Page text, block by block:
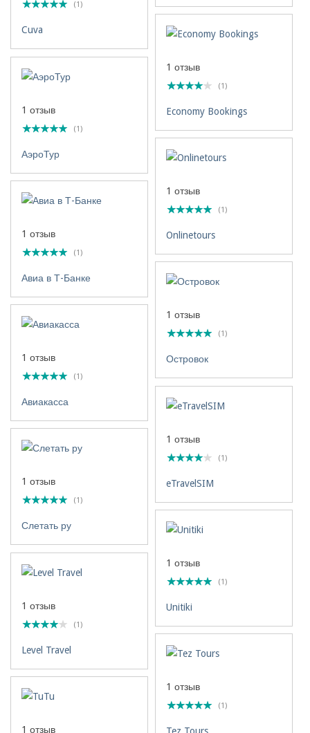
(1)
Cuva
1 отзыв
(1)
Economy Bookings
1 отзыв
(1)
АэроТур
1 отзыв
(1)
Onlinetours
1 отзыв
(1)
Авиа в Т-Банке
1 отзыв
(1)
Островок
1 отзыв
(1)
Авиакасса
1 отзыв
(1)
eTravelSIM
1 отзыв
(1)
Слетать ру
1 отзыв
(1)
Unitiki
1 отзыв
(1)
Level Travel
1 отзыв
(1)
1 отзыв